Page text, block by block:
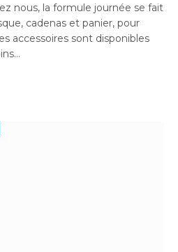
nous, la formule journée se fait
cadenas et panier, pour
accessoires sont disponibles